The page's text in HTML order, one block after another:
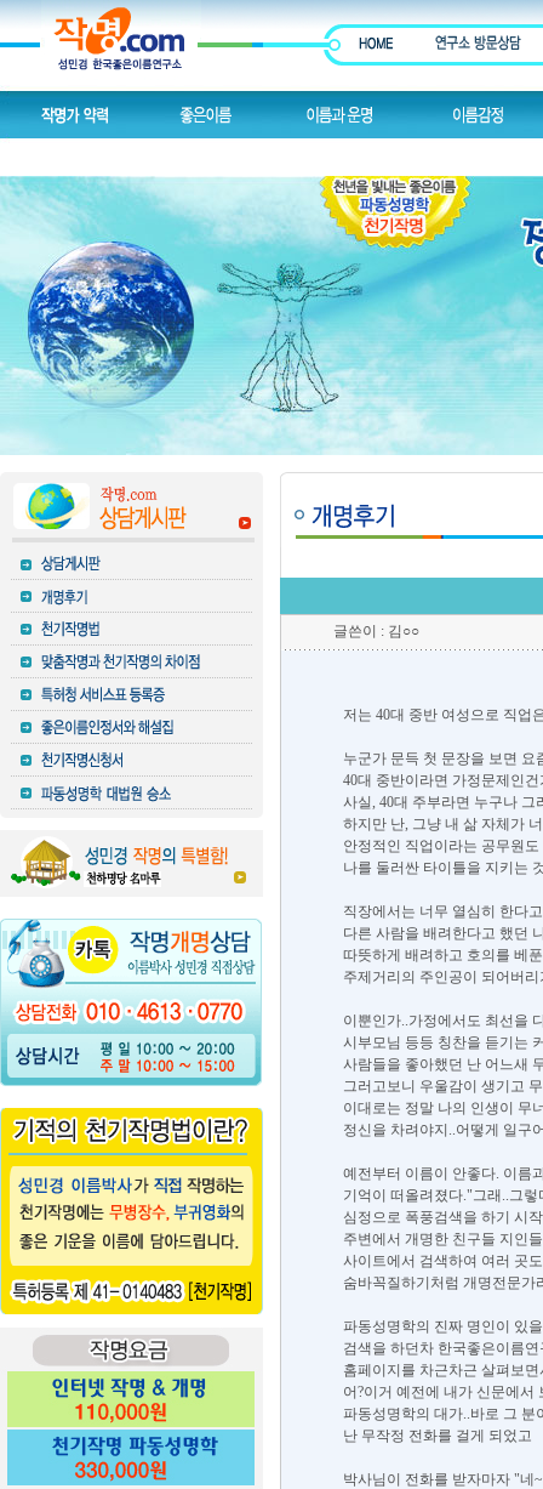
글쓴이 : 김○○
저는 40대 중반 여성으로 직업
누군가 문득 첫 문장을 보면
40대 중반이라면 가정문제인
사실, 40대 주부라면 누구나
하지만 난, 그냥 내 삶 자체가
안정적인 직업이라는 공무원
나를 둘러싼 타이틀을 지키는
직장에서는 너무 열심히 한다
다른 사람을 배려한다고 했던
따뜻하게 배려하고 호의를 베
주제거리의 주인공이 되어버
이뿐인가..가정에서도 최선을
시부모님 등등 칭찬을 듣기는
사람들을 좋아했던 난 어느새
그러고보니 우울감이 생기고
이대로는 정말 나의 인생이 무
정신을 차려야지..어떻게 일구
예전부터 이름이 안좋다. 이름
기억이 떠올려졌다."그래..그
심정으로 폭풍검색을 하기 시
주변에서 개명한 친구들 지인
사이트에서 검색하여 여러 곳
숨바꼭질하기처럼 개명전문가
파동성명학의 진짜 명인이 있
검색을 하던차 한국좋은이름
홈페이지를 차근차근 살펴보
어?이거 예전에 내가 신문에
파동성명학의 대가..바로 그 분
난 무작정 전화를 걸게 되었고
박사님이 전화를 받자마자 "네